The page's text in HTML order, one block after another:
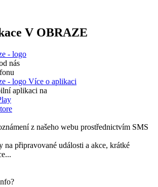
V OBRAZE
nás
Více o aplikaci
aplikaci na
z našeho webu prostřednictvím SMS
na připravované události a akce, krátké